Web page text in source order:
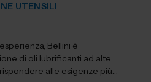
UTENSILI
Bellini è
di oli lubrificanti ad alte
alle esigenze più